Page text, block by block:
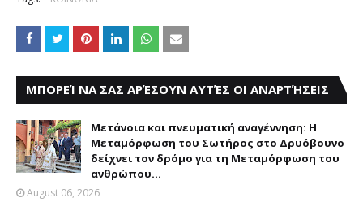
ΜΠΟΡΕΊ ΝΑ ΣΑΣ ΑΡΈΣΟΥΝ ΑΥΤΈΣ ΟΙ ΑΝΑΡΤΉΣΕΙΣ
Μετάνοια και πνευματική αναγέννηση: Η
Μεταμόρφωση του Σωτήρος στο Δρυόβουνο
δείχνει τον δρόμο για τη Μεταμόρφωση του
ανθρώπου...
August 06, 2026